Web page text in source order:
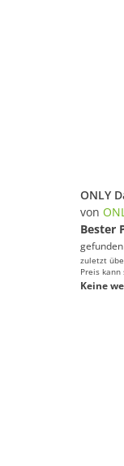
von
Bester
zuletzt
Preis
Keine